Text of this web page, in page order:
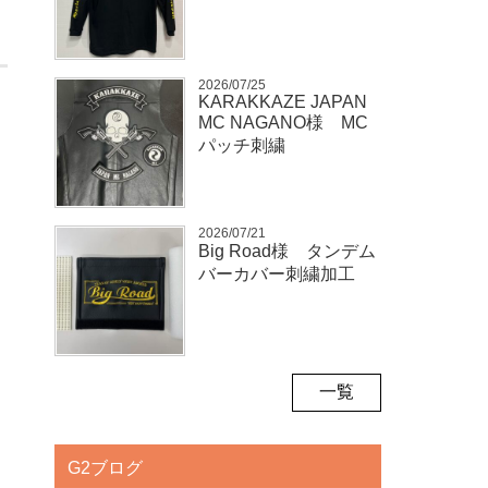
2026/07/25
KARAKKAZE JAPAN
MC NAGANO様 MC
パッチ刺繍
2026/07/21
Big Road様 タンデム
バーカバー刺繍加工
一覧
G2ブログ